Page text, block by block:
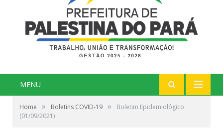
MENU
Home » Boletins COVID-19 »
Boletim Epidemiológico
(01/09/2021)